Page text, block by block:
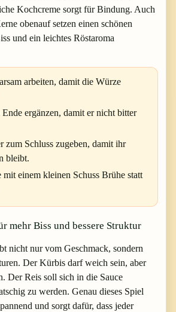
Kochcreme sorgt für Bindung. Auch
obenauf setzen einen schönen
und ein leichtes Röstaroma
arbeiten, damit die Würze
ergänzen, damit er nicht bitter
zum Schluss zugeben, damit ihr
bleibt.
mit einem kleinen Schuss Brühe statt
mehr Biss und bessere Struktur
nicht nur vom Geschmack, sondern
Der Kürbis darf weich sein, aber
Der Reis soll sich in die Sauce
zu werden. Genau dieses Spiel
und sorgt dafür, dass jeder